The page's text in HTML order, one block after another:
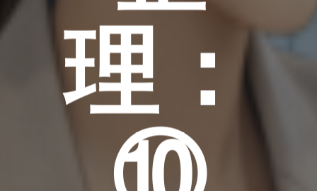
理：